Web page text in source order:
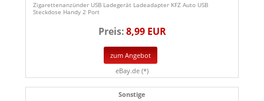
Zigarettenanzünder USB Ladegerät Ladeadapter KFZ Auto USB
Steckdose Handy 2 Port
Preis:8,99 EUR
zum Angebot
eBay.de (*)
Sonstige